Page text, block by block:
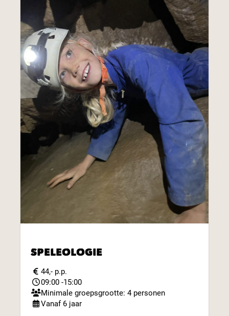
SPELEOLOGIE
44,- p.p.
09:00 -15:00
Minimale groepsgrootte: 4 personen
Vanaf 6 jaar